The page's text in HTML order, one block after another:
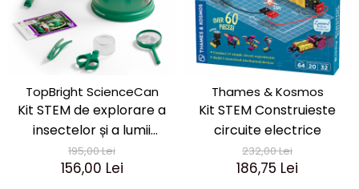
TopBright ScienceCan
Kit STEM de explorare a
insectelor și a lumii
acvatice, TopBright
195,00 Lei
156,00 Lei
Thames & Kosmos
Kit STEM Construieste
circuite electrice
232,00 Lei
186,75 Lei